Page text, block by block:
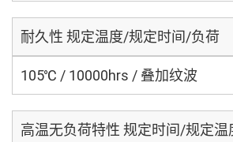
耐久性 规定温度/规定时间/负荷
105℃ / 10000hrs / 叠加纹波
高温无负荷特性 规定时间/规定温